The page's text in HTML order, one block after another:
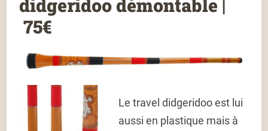
didgeridoo démontable |
75€
Le travel didgeridoo est lui
aussi en plastique mais à